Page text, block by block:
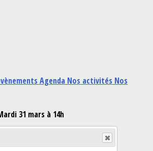
Agenda Nos activités Nos
31 mars à 14h